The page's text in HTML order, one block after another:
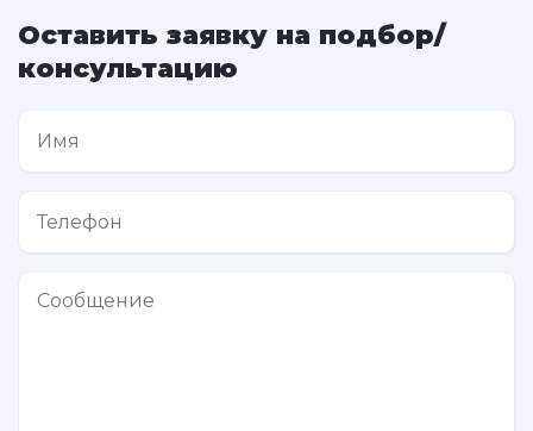
Оставить заявку на подбор/
консультацию